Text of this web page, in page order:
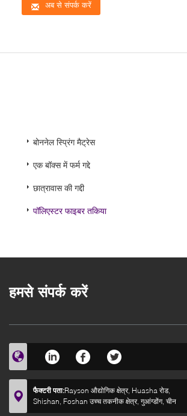
अब से संपर्क करें
बोननेल स्प्रिंग मैट्रेस
एक बॉक्स में फर्म गद्दे
छात्रावास की गद्दी
पॉलिएस्टर फाइबर तकिया
हमसे संपर्क करें
फैक्टरी पता:Rayson औद्योगिक क्षेत्र, Huasha रोड,
Shishan, Foshan उच्च तकनीक क्षेत्र, गुआंग्डोंग, चीन